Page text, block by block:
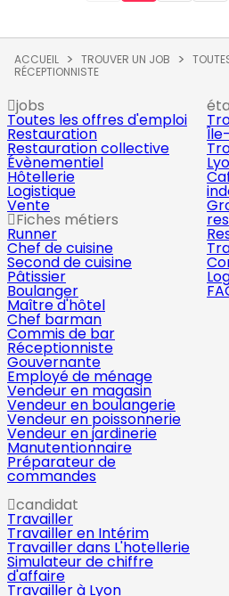
ACCUEIL TROUVER UN JOB
RÉCEPTIONNISTE
jobs
Toutes les offres d'emploi
Restauration
Restauration collective
Évènementiel
Hôtellerie
Logistique
Vente
Fiches métiers
Runner
Chef de cuisine
Second de cuisine
Pâtissier
Boulanger
Maître d'hôtel
Chef barman
Commis de bar
Réceptionniste
Gouvernante
Employé de ménage
Vendeur en magasin
Vendeur en boulangerie
Vendeur en poissonnerie
Vendeur en jardinerie
Manutentionnaire
Préparateur de
commandes
candidat
Travailler
Travailler en Intérim
Travailler dans L'hotellerie
Simulateur de chiffre
d'affaire
Travailler à Lyon